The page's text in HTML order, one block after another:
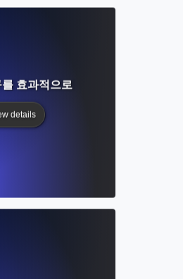
효과적으로 평가하고 해석하는
details